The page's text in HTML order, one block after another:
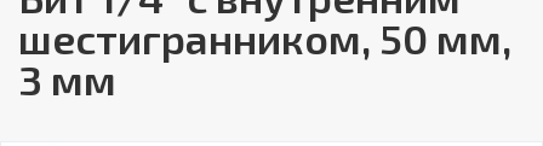
шестигранником, 50 мм,
3 мм